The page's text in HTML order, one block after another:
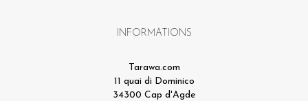
INFORMATIONS
Tarawa.com
11 quai di Dominico
34300 Cap d'Agde